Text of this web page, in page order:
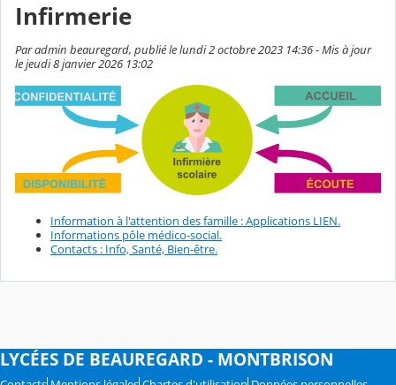
Infirmerie
Par admin beauregard, publié le lundi 2 octobre 2023 14:36 - Mis à jour
le jeudi 8 janvier 2026 13:02
Information à l'attention des famille : Applications LIEN.
Informations pôle médico-social.
Contacts : Info, Santé, Bien-être.
LYCÉES DE BEAUREGARD - MONTBRISON